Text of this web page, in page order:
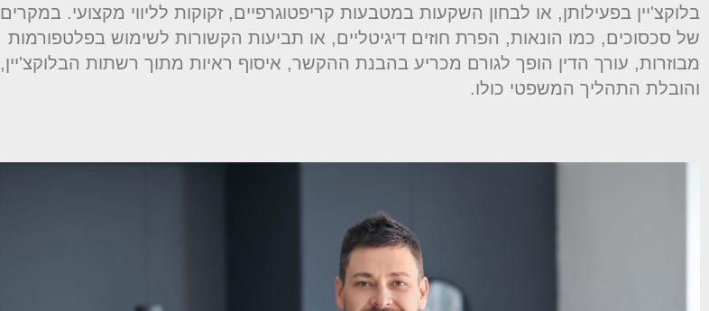
בלוקצ'יין בפעילותן, או לבחון השקעות במטבעות קריפטוגרפיים, זקוקות לליווי מקצועי. במקרים
של סכסוכים, כמו הונאות, הפרת חוזים דיגיטליים, או תביעות הקשורות לשימוש בפלטפורמות
מבוזרות, עורך הדין הופך לגורם מכריע בהבנת ההקשר, איסוף ראיות מתוך רשתות הבלוקצ'יין,
והובלת התהליך המשפטי כולו.